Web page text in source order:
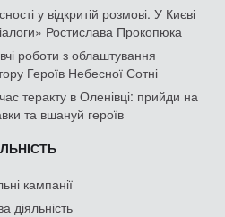
у відкритій розмові. У Києві
Ростислава Прокопюка
роботи з облаштування
Героїв Небесної Сотні
теракту в Оленівці: прийди на
та вшануй героїв
кампанії
діяльність